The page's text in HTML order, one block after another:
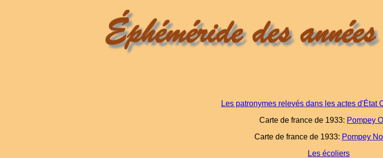
Les patronymes relevés dans les actes d'État
Carte de france de 1933: Pompey
Carte de france de 1933: Pompey
Les écoliers